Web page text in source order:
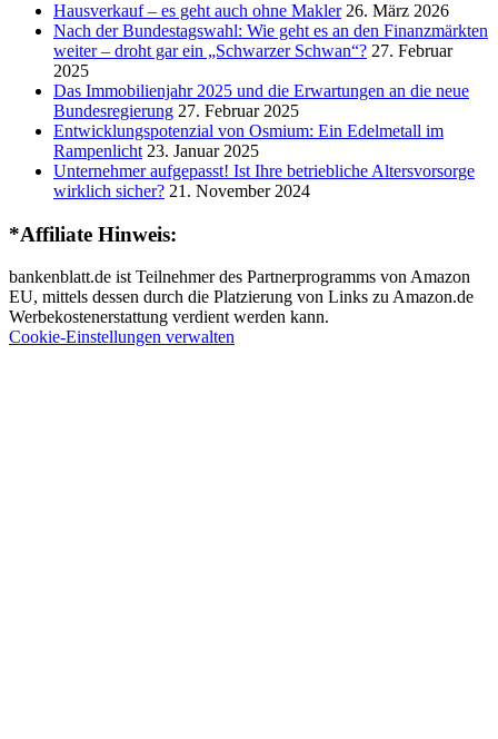
Hausverkauf – es geht auch ohne Makler 26. März 2026
Nach der Bundestagswahl: Wie geht es an den Finanzmärkten
weiter – droht gar ein „Schwarzer Schwan“? 27. Februar
2025
Das Immobilienjahr 2025 und die Erwartungen an die neue
Bundesregierung 27. Februar 2025
Entwicklungspotenzial von Osmium: Ein Edelmetall im
Rampenlicht 23. Januar 2025
Unternehmer aufgepasst! Ist Ihre betriebliche Altersvorsorge
wirklich sicher? 21. November 2024
*Affiliate Hinweis:
bankenblatt.de ist Teilnehmer des Partnerprogramms von Amazon
EU, mittels dessen durch die Platzierung von Links zu Amazon.de
Werbekostenerstattung verdient werden kann.
Cookie-Einstellungen verwalten